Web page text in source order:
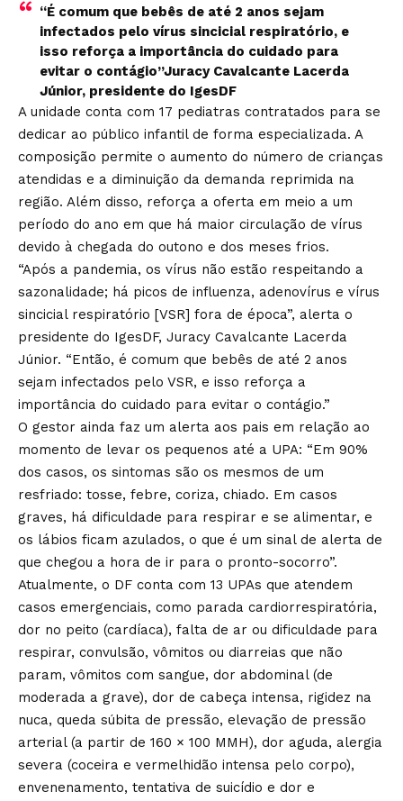
“É comum que bebês de até 2 anos sejam
infectados pelo vírus sincicial respiratório, e
isso reforça a importância do cuidado para
evitar o contágio”Juracy Cavalcante Lacerda
Júnior, presidente do IgesDF
A unidade conta com 17 pediatras contratados para se
dedicar ao público infantil de forma especializada. A
composição permite o aumento do número de crianças
atendidas e a diminuição da demanda reprimida na
região. Além disso, reforça a oferta em meio a um
período do ano em que há maior circulação de vírus
devido à chegada do outono e dos meses frios.
“Após a pandemia, os vírus não estão respeitando a
sazonalidade; há picos de influenza, adenovírus e vírus
sincicial respiratório [VSR] fora de época”, alerta o
presidente do IgesDF, Juracy Cavalcante Lacerda
Júnior. “Então, é comum que bebês de até 2 anos
sejam infectados pelo VSR, e isso reforça a
importância do cuidado para evitar o contágio.”
O gestor ainda faz um alerta aos pais em relação ao
momento de levar os pequenos até a UPA: “Em 90%
dos casos, os sintomas são os mesmos de um
resfriado: tosse, febre, coriza, chiado. Em casos
graves, há dificuldade para respirar e se alimentar, e
os lábios ficam azulados, o que é um sinal de alerta de
que chegou a hora de ir para o pronto-socorro”.
Atualmente, o DF conta com 13 UPAs que atendem
casos emergenciais, como parada cardiorrespiratória,
dor no peito (cardíaca), falta de ar ou dificuldade para
respirar, convulsão, vômitos ou diarreias que não
param, vômitos com sangue, dor abdominal (de
moderada a grave), dor de cabeça intensa, rigidez na
nuca, queda súbita de pressão, elevação de pressão
arterial (a partir de 160 × 100 MMH), dor aguda, alergia
severa (coceira e vermelhidão intensa pelo corpo),
envenenamento, tentativa de suicídio e dor e